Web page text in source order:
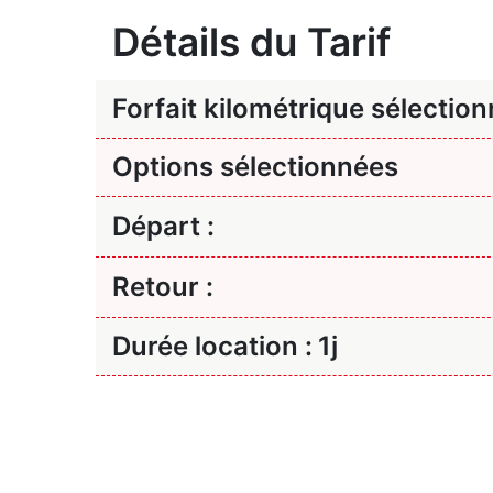
Détails du Tarif
Forfait kilométrique
Options sélectionnées
Départ :
Retour :
Durée location : 1j